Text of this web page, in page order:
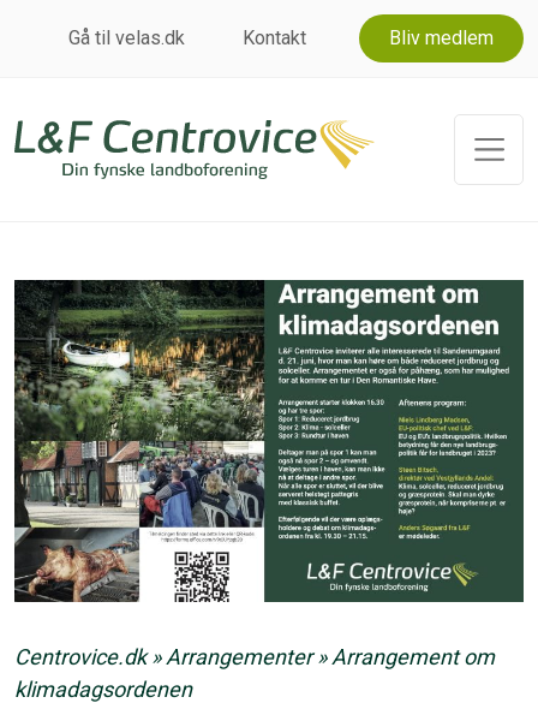
Gå til velas.dk Kontakt Bliv medlem
Centrovice.dk»Arrangementer»Arrangement om
klimadagsordenen